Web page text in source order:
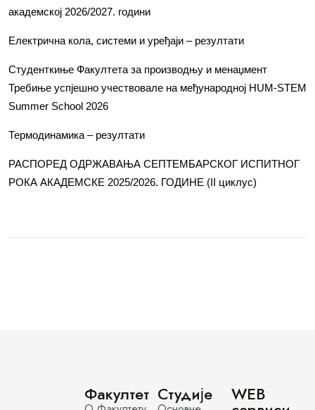
академској 2026/2027. години
Електрична кола, системи и уређаји – резултати
Студенткиње Факултета за производњу и менаџмент
Требиње успјешно учествовале на међународној HUM-STEM
Summer School 2026
Термодинамика – резултати
РАСПОРЕД ОДРЖАВАЊА СЕПТЕМБАРСКОГ ИСПИТНОГ
РОКА АКАДЕМСКЕ 2025/2026. ГОДИНЕ (II циклус)
Факултет Студије WEB